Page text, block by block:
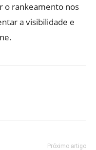
o rankeamento nos
a visibilidade e
Próximo artigo